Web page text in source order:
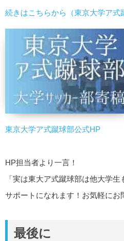
続きはこちらから（東京大学ア式
東京大学ア式蹴球部公式HP
HP担当者より一言！
「実は東大ア式蹴球部は他大学
サポートになれます！お気軽にお
最後に